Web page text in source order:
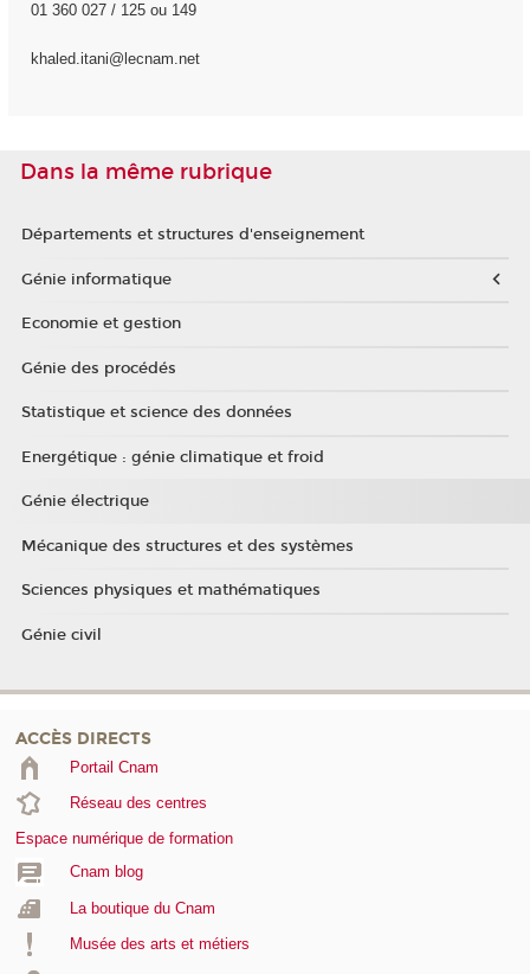
01 360 027 / 125 ou 149
khaled.itani@lecnam.net
Dans la même rubrique
Départements et structures d'enseignement
Génie informatique
Economie et gestion
Génie des procédés
Statistique et science des données
Energétique : génie climatique et froid
Génie électrique
Mécanique des structures et des systèmes
Sciences physiques et mathématiques
Génie civil
ACCÈS DIRECTS
Portail Cnam
Réseau des centres
Espace numérique de formation
Cnam blog
La boutique du Cnam
Musée des arts et métiers